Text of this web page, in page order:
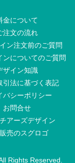
金について
注文の流れ
ン注文前のご質問
ンについてのご質問
ザイン知識
引法に基づく表記
バシーポリシー
お問合せ
アーズデザイン
売のスグロゴ
Rights Reserved.